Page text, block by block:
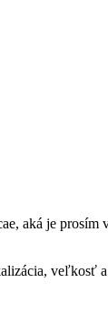
aká je prosím